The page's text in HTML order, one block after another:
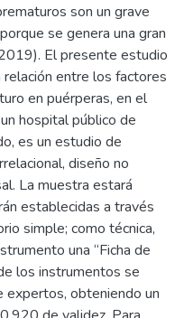
son un grave
se genera una gran
El presente estudio
entre los factores
en puérperas, en el
hospital público de
es un estudio de
diseño no
La muestra estará
establecidas a través
simple; como técnica,
una “Ficha de
los instrumentos se
expertos, obteniendo un